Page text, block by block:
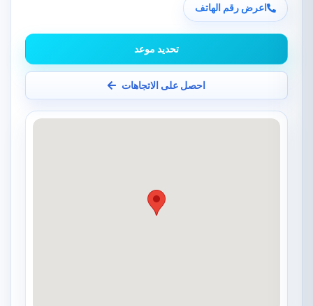
اعرض رقم الهاتف
تحديد موعد
احصل على الاتجاهات